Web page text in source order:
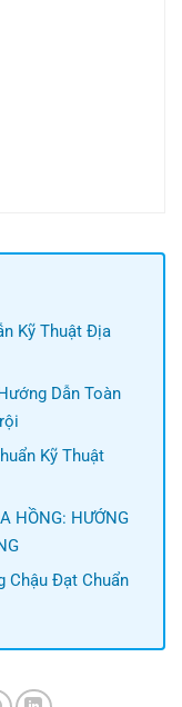
Kỹ Thuật Địa
Dẫn Toàn
Kỹ Thuật
HỒNG: HƯỚNG
Chậu Đạt Chuẩn